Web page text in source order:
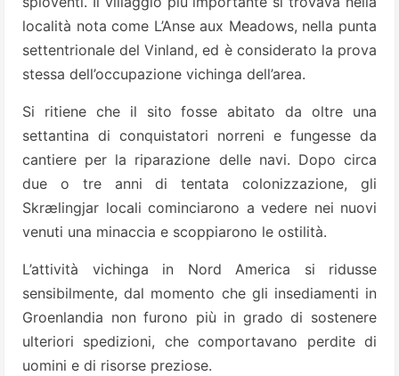
località nota come L’Anse aux Meadows, nella punta
settentrionale del Vinland, ed è considerato la prova
stessa dell’occupazione vichinga dell’area.
Si ritiene che il sito fosse abitato da oltre una
settantina di conquistatori norreni e fungesse da
cantiere per la riparazione delle navi. Dopo circa
due o tre anni di tentata colonizzazione, gli
Skrælingjar locali cominciarono a vedere nei nuovi
venuti una minaccia e scoppiarono le ostilità.
L’attività vichinga in Nord America si ridusse
sensibilmente, dal momento che gli insediamenti in
Groenlandia non furono più in grado di sostenere
ulteriori spedizioni, che comportavano perdite di
uomini e di risorse preziose.